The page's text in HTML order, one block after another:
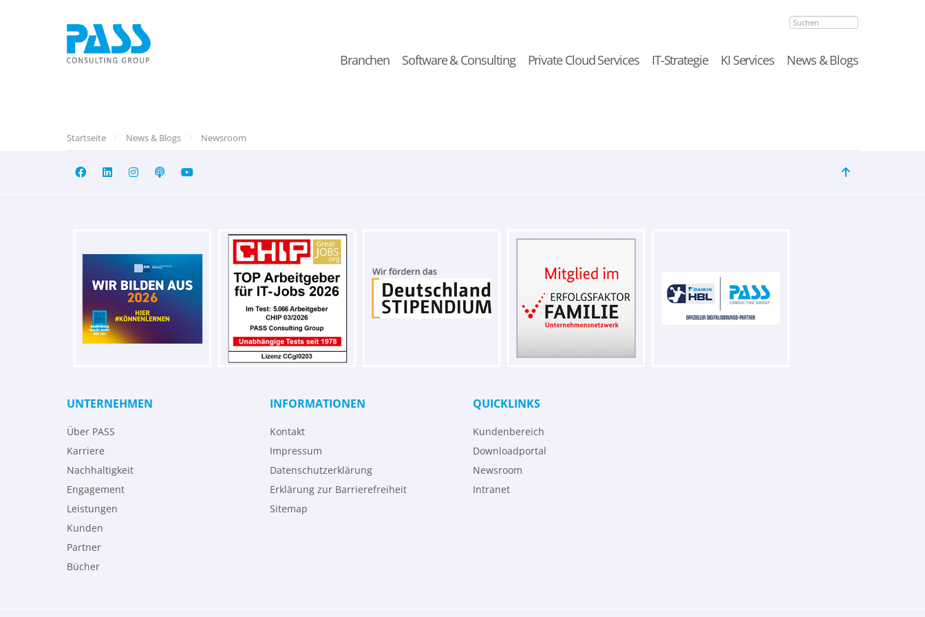
Suchen
Branchen Software & Consulting Private Cloud Services IT-Strategie KI Services News & Blogs
Startseite News & Blogs Newsroom
UNTERNEHMEN
Über PASS
Karriere
Nachhaltigkeit
Engagement
Leistungen
Kunden
Partner
Bücher
INFORMATIONEN
Kontakt
Impressum
Datenschutzerklärung
Erklärung zur Barrierefreiheit
Sitemap
QUICKLINKS
Kundenbereich
Downloadportal
Newsroom
Intranet